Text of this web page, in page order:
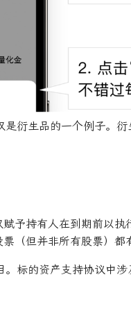
衍生品的一个例子。衍
予持有人在到期前以执
（但并非所有股票）都
标的资产支持协议中